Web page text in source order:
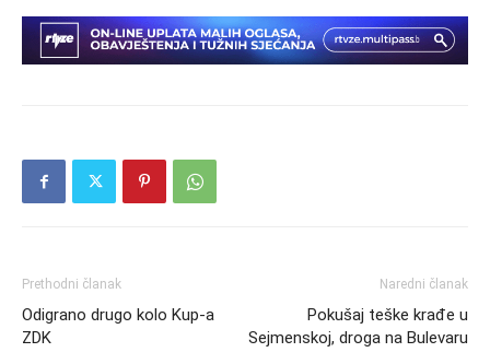
Prethodni članak
Odigrano drugo kolo Kup-a
ZDK
Naredni članak
Pokušaj teške krađe u
Sejmenskoj, droga na Bulevaru